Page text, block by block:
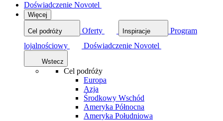
Doświadczenie Novotel
Więcej
Cel podróży Oferty Inspiracje
Program
lojalnościowy
Doświadczenie Novotel
Wstecz
Cel podróży
Europa
Azja
Środkowy Wschód
Ameryka Północna
Ameryka Południowa